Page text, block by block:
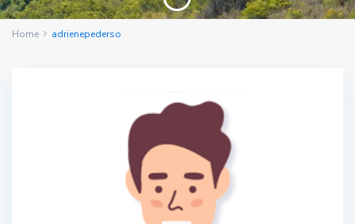
Home adrienepederso